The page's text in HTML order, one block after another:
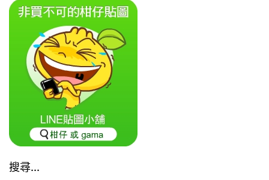
搜尋...